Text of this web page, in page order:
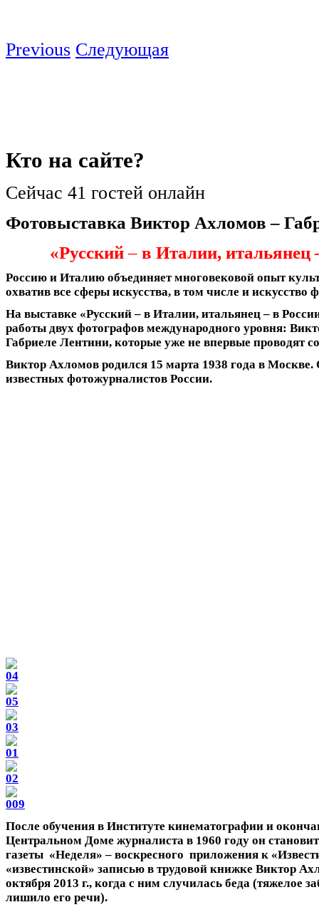
Previous Следующая
Кто на сайте?
Сейчас 41 гостей онлайн
Фотовыставка Виктор Ахломов –
«Русский–в Италии, итальянец
Россию и Италию объединяет многовековой опыт
охватив все сферы искусства, в том числе и искусство
На выставке «Русский – в Италии, итальянец – в
работы двух фотографов международного уровня:
Габриеле Лентини, которые уже не впервые проводят
Виктор Ахломов родился 15 марта 1938 года в
известных фотожурналистов России.
После обучения в Институте кинематографии и
Центральном Доме журналиста в 1960 году он
газеты «Неделя» – воскресного приложения к
«известинской» записью в трудовой книжке Виктор
октября 2013 г., когда с ним случилась беда (тяжелое
лишило его речи).